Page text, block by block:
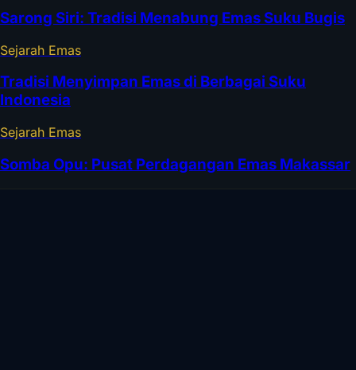
Sarong Siri: Tradisi Menabung Emas Suku Bugis
Sejarah Emas
Tradisi Menyimpan Emas di Berbagai Suku
Indonesia
Sejarah Emas
Somba Opu: Pusat Perdagangan Emas Makassar